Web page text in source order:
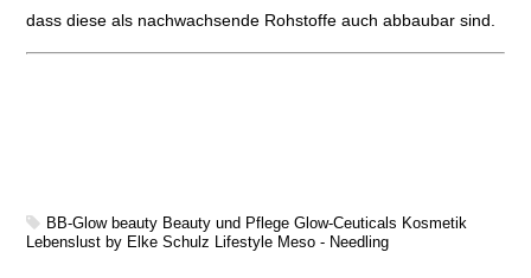
dass diese als nachwachsende Rohstoffe auch abbaubar sind.
BB-Glow beauty Beauty und Pflege Glow-Ceuticals Kosmetik
Lebenslust by Elke Schulz
Lifestyle Meso - Needling